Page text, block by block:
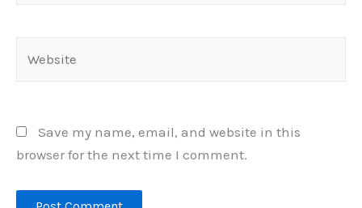
Save my name, email, and website in this
browser for the next time I comment.